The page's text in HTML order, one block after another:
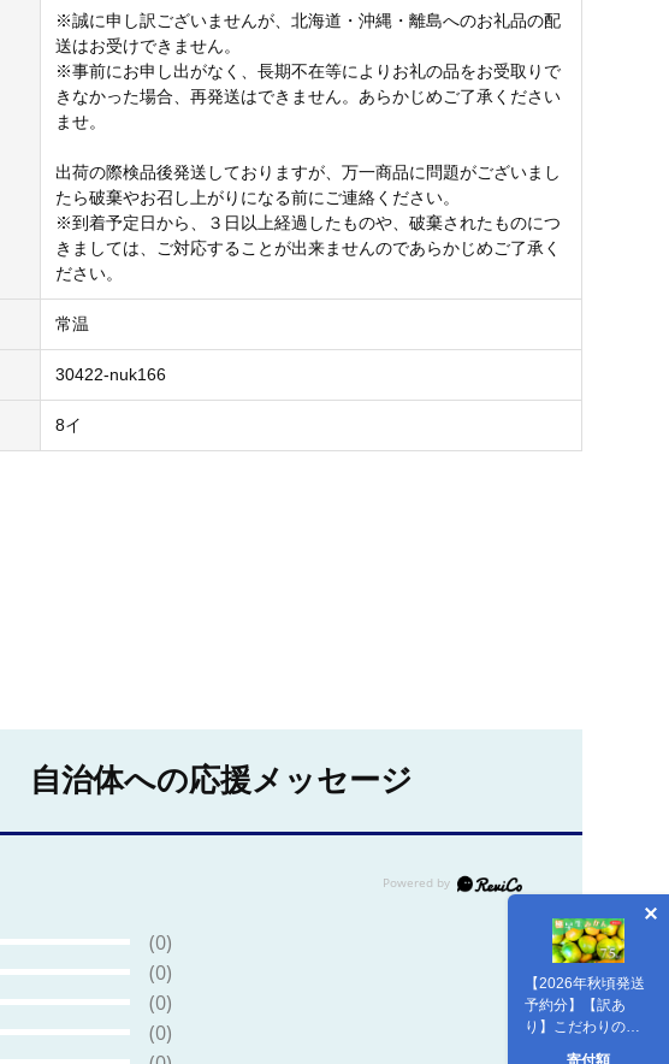
【2026年秋頃発送
予約分】【訳あ
り】こだわりの極
寄付額
※誠に申し訳ございませんが、北海道・沖縄・離島へのお礼品の配
送はお受けできません。
※事前にお申し出がなく、長期不在等によりお礼の品をお受取りで
きなかった場合、再発送はできません。あらかじめご了承ください
ませ。
出荷の際検品後発送しておりますが、万一商品に問題がございまし
たら破棄やお召し上がりになる前にご連絡ください。
※到着予定日から、３日以上経過したものや、破棄されたものにつ
きましては、ご対応することが出来ませんのであらかじめご了承く
ださい。
常温
30422-nuk166
8イ
自治体への応援メッセージ
(0)
(0)
(0)
(0)